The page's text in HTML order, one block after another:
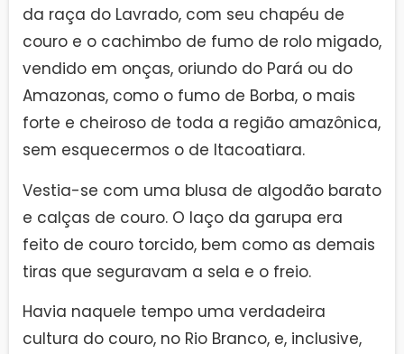
da raça do Lavrado, com seu chapéu de
couro e o cachimbo de fumo de rolo migado,
vendido em onças, oriundo do Pará ou do
Amazonas, como o fumo de Borba, o mais
forte e cheiroso de toda a região amazônica,
sem esquecermos o de Itacoatiara.
Vestia-se com uma blusa de algodão barato
e calças de couro. O laço da garupa era
feito de couro torcido, bem como as demais
tiras que seguravam a sela e o freio.
Havia naquele tempo uma verdadeira
cultura do couro, no Rio Branco, e, inclusive,